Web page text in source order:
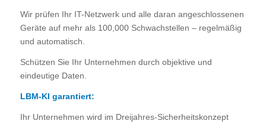
Wir prüfen Ihr IT-Netzwerk und alle daran angeschlossenen
Geräte auf mehr als 100,000 Schwachstellen – regelmäßig
und automatisch.
Schützen Sie Ihr Unternehmen durch objektive und
eindeutige Daten.
LBM-KI garantiert:
Ihr Unternehmen wird im Dreijahres-Sicherheitskonzept